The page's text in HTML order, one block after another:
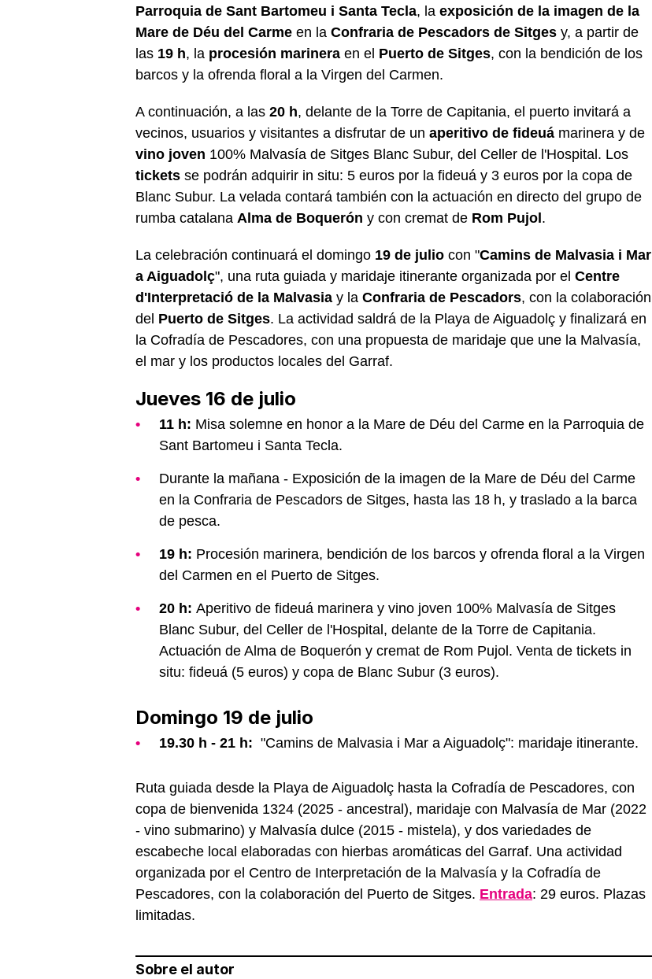
Parroquia de Sant Bartomeu i Santa Tecla, la exposición de la imagen de la
Mare de Déu del Carme en la Confraria de Pescadors de Sitges y, a partir de
las 19 h, la procesión marinera en el Puerto de Sitges, con la bendición de los
barcos y la ofrenda floral a la Virgen del Carmen.
A continuación, a las 20 h, delante de la Torre de Capitania, el puerto invitará a
vecinos, usuarios y visitantes a disfrutar de un aperitivo de fideuá marinera y de
vino joven 100% Malvasía de Sitges Blanc Subur, del Celler de l'Hospital. Los
tickets se podrán adquirir in situ: 5 euros por la fideuá y 3 euros por la copa de
Blanc Subur. La velada contará también con la actuación en directo del grupo de
rumba catalana Alma de Boquerón y con cremat de Rom Pujol .
La celebración continuará el domingo 19 de julio con "Camins de Malvasia i Mar
a Aiguadolç", una ruta guiada y maridaje itinerante organizada por el Centre
d'Interpretació de la Malvasia y la Confraria de Pescadors, con la colaboración
del Puerto de Sitges. La actividad saldrá de la Playa de Aiguadolç y finalizará en
la Cofradía de Pescadores, con una propuesta de maridaje que une la Malvasía,
el mar y los productos locales del Garraf.
Jueves 16 de julio
11 h: Misa solemne en honor a la Mare de Déu del Carme en la Parroquia de
Sant Bartomeu i Santa Tecla.
Durante la mañana - Exposición de la imagen de la Mare de Déu del Carme
en la Confraria de Pescadors de Sitges, hasta las 18 h, y traslado a la barca
de pesca.
19 h: Procesión marinera, bendición de los barcos y ofrenda floral a la Virgen
del Carmen en el Puerto de Sitges.
20 h: Aperitivo de fideuá marinera y vino joven 100% Malvasía de Sitges
Blanc Subur, del Celler de l'Hospital, delante de la Torre de Capitania.
Actuación de Alma de Boquerón y cremat de Rom Pujol. Venta de tickets in
situ: fideuá (5 euros) y copa de Blanc Subur (3 euros).
Domingo 19 de julio
19.30 h - 21 h: "Camins de Malvasia i Mar a Aiguadolç": maridaje itinerante.
Ruta guiada desde la Playa de Aiguadolç hasta la Cofradía de Pescadores, con
copa de bienvenida 1324 (2025 - ancestral), maridaje con Malvasía de Mar (2022
- vino submarino) y Malvasía dulce (2015 - mistela), y dos variedades de
escabeche local elaboradas con hierbas aromáticas del Garraf. Una actividad
organizada por el Centro de Interpretación de la Malvasía y la Cofradía de
Pescadores, con la colaboración del Puerto de Sitges. Entrada: 29 euros. Plazas
limitadas.
Sobre el autor